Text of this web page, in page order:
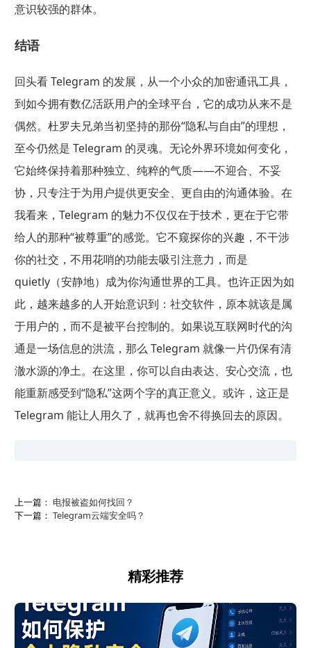
意识较强的群体。
结语
回头看 Telegram 的发展，从一个小众的加密通讯工具，
到如今拥有数亿活跃用户的全球平台，它的成功从来不是
偶然。杜罗夫兄弟当初坚持的那份“隐私与自由”的理想，
至今仍然是 Telegram 的灵魂。无论外界环境如何变化，
它始终保持着那种独立、纯粹的气质——不迎合、不妥
协，只专注于为用户提供更安全、更自由的沟通体验。在
我看来，Telegram 的魅力不仅仅在于技术，更在于它带
给人的那种“被尊重”的感觉。它不窥探你的兴趣，不干涉
你的社交，不用花哨的功能去吸引注意力，而是
quietly（安静地）成为你沟通世界的工具。也许正因为如
此，越来越多的人开始意识到：社交软件，原本就该是属
于用户的，而不是被平台控制的。如果说互联网时代的沟
通是一场信息的洪流，那么 Telegram 就像一片仍保有清
澈水源的净土。在这里，你可以自由表达、安心交流，也
能重新感受到“隐私”这两个字的真正意义。或许，这正是
Telegram 能让人用久了，就再也舍不得换回去的原因。
上一篇： 电报被盗如何找回？
下一篇： Telegram云端安全吗？
精彩推荐